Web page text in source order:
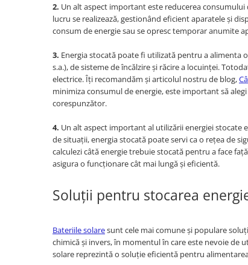
Sisteme de prindere
Pompe de caldura
2. Un alt aspect important este reducerea
lucru se realizează, gestionând eficient aparatele și
consum de energie sau se opresc temporar anumite
3. Energia stocată poate fi utilizată pentru a alimenta
s.a.), de sisteme de încălzire și răcire a locuinței.
electrice. Îți recomandăm și articolul nostru de blog,
minimiza consumul de energie, este important să
corespunzător.
4. Un alt aspect important al utilizării energiei stocate
de situații, energia stocată poate servi ca o rețea de
calculezi câtă energie trebuie stocată pentru a face
asigura o funcționare cât mai lungă și eficientă.
Soluții pentru stocarea
Bateriile solaresunt cele mai comune și populare
chimică și invers, în momentul în care este nevoie de
solare reprezintă o soluție eficientă pentru